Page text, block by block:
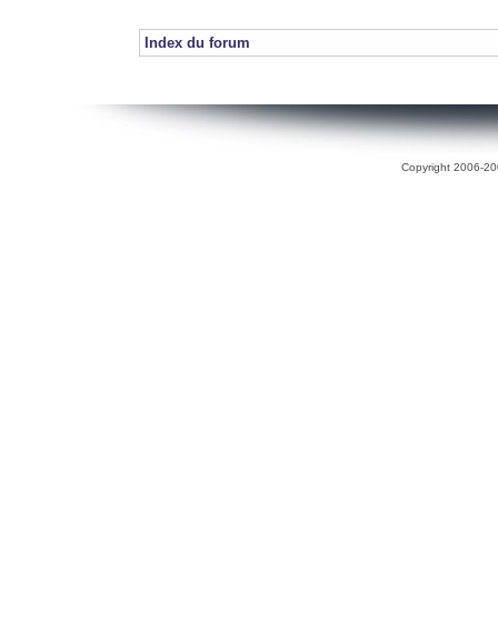
Index du forum
Copyright 2006-